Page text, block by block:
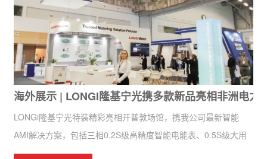
海外展示 | LONGI隆基宁光携多款新品亮相非洲电力
LONGi隆基宁光特装精彩亮相开普敦场馆，携我公司最新智能
AMI解决方案，包括三相0.2S级高精度智能电能表、0.5S级大用
户预付费电能表、单相智能预付费电能表、单相智能导轨表、智